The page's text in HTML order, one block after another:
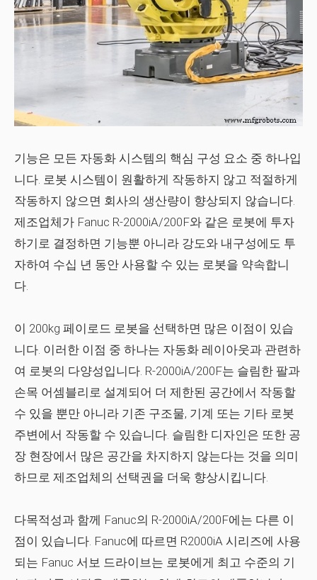
기능은 모든 자동화 시스템의 핵심 구성 요소 중 하나입
니다. 로봇 시스템이 원활하게 작동하지 않고 적절하게
작동하지 않으면 회사의 생산량이 향상되지 않습니다.
제조업체가 Fanuc R-2000iA/200F와 같은 로봇에 투자
하기로 결정하면 기능뿐 아니라 강도와 내구성에도 투
자하여 수십 년 동안 사용할 수 있는 로봇을 약속합니
다.
이 200kg 페이로드 로봇을 선택하면 많은 이점이 있습
니다. 이러한 이점 중 하나는 자동화 레이아웃과 관련하
여 로봇의 다양성입니다. R-2000iA/200F는 슬림한 팔과
손목 어셈블리로 설계되어 더 제한된 공간에서 작동할
수 있을 뿐만 아니라 기존 구조물, 기계 또는 기타 로봇
주변에서 작동할 수 있습니다. 슬림한 디자인은 또한 공
장 현장에서 많은 공간을 차지하지 않는다는 것을 의미
하므로 제조업체의 선택권을 더욱 향상시킵니다.
다목적성과 함께 Fanuc의 R-2000iA/200F에는 다른 이
점이 있습니다. Fanuc에 따르면 R2000iA 시리즈에 사용
되는 Fanuc 서보 드라이브는 로봇에게 최고 수준의 기